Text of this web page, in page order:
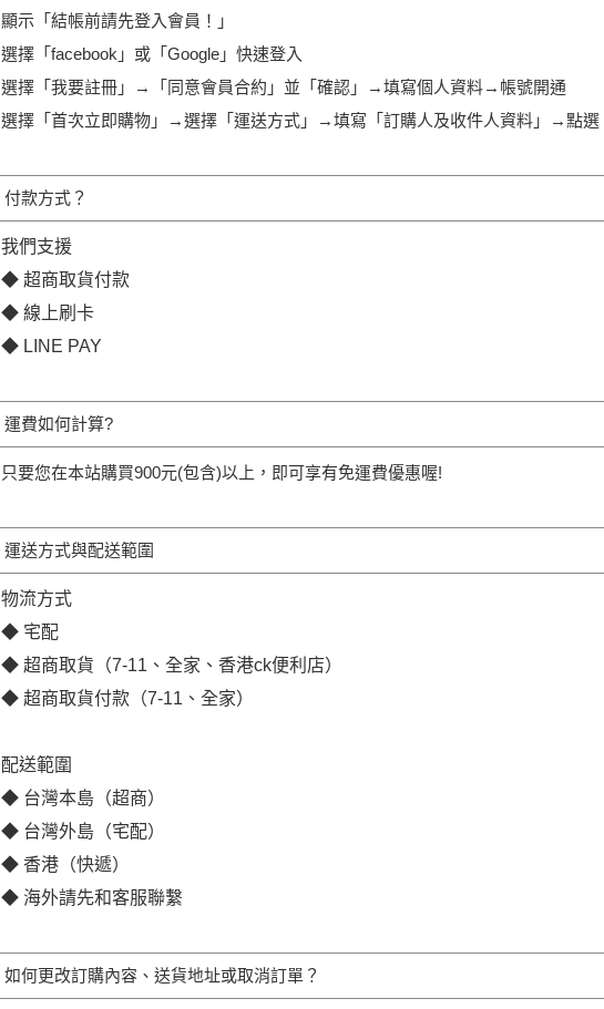
顯示「結帳前請先登入會員！」
選擇「facebook」或「Google」快速登入
選擇「我要註冊」→「同意會員合約」並「確認」→填寫個人資料→帳號開通
選擇「首次立即購物」→選擇「運送方式」→填寫「訂購人及收件人資料」→點選
付款方式？
我們支援
◆ 超商取貨付款
◆ 線上刷卡
◆ LINE PAY
運費如何計算?
只要您在本站購買900元(包含)以上，即可享有免運費優惠喔!
運送方式與配送範圍
物流方式
◆ 宅配
◆ 超商取貨（7-11、全家、香港ck便利店）
◆ 超商取貨付款（7-11、全家）
配送範圍
◆ 台灣本島（超商）
◆ 台灣外島（宅配）
◆ 香港（快遞）
◆ 海外請先和客服聯繫
如何更改訂購內容、送貨地址或取消訂單？